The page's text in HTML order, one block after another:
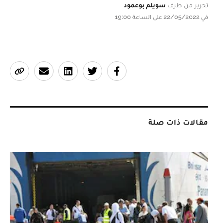
تحرير من طرف سويلم بوعمود
في 22/05/2022 على الساعة 19:00
مقالات ذات صلة